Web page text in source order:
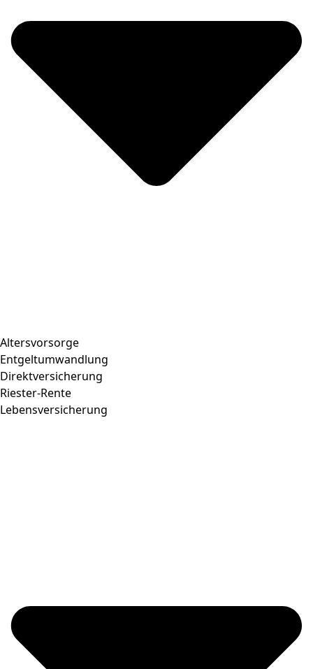
Altersvorsorge
Entgeltumwandlung
Direktversicherung
Riester-Rente
Lebensversicherung